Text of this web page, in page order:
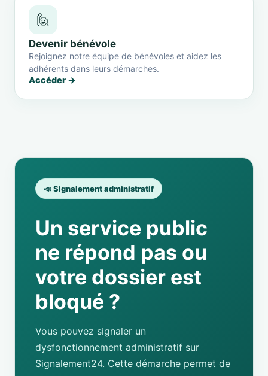
🙋
Devenir bénévole
Rejoignez notre équipe de bénévoles et aidez les
adhérents dans leurs démarches.
Accéder →
📣 Signalement administratif
Un service public
ne répond pas ou
votre dossier est
bloqué ?
Vous pouvez signaler un
dysfonctionnement administratif sur
Signalement24. Cette démarche permet de